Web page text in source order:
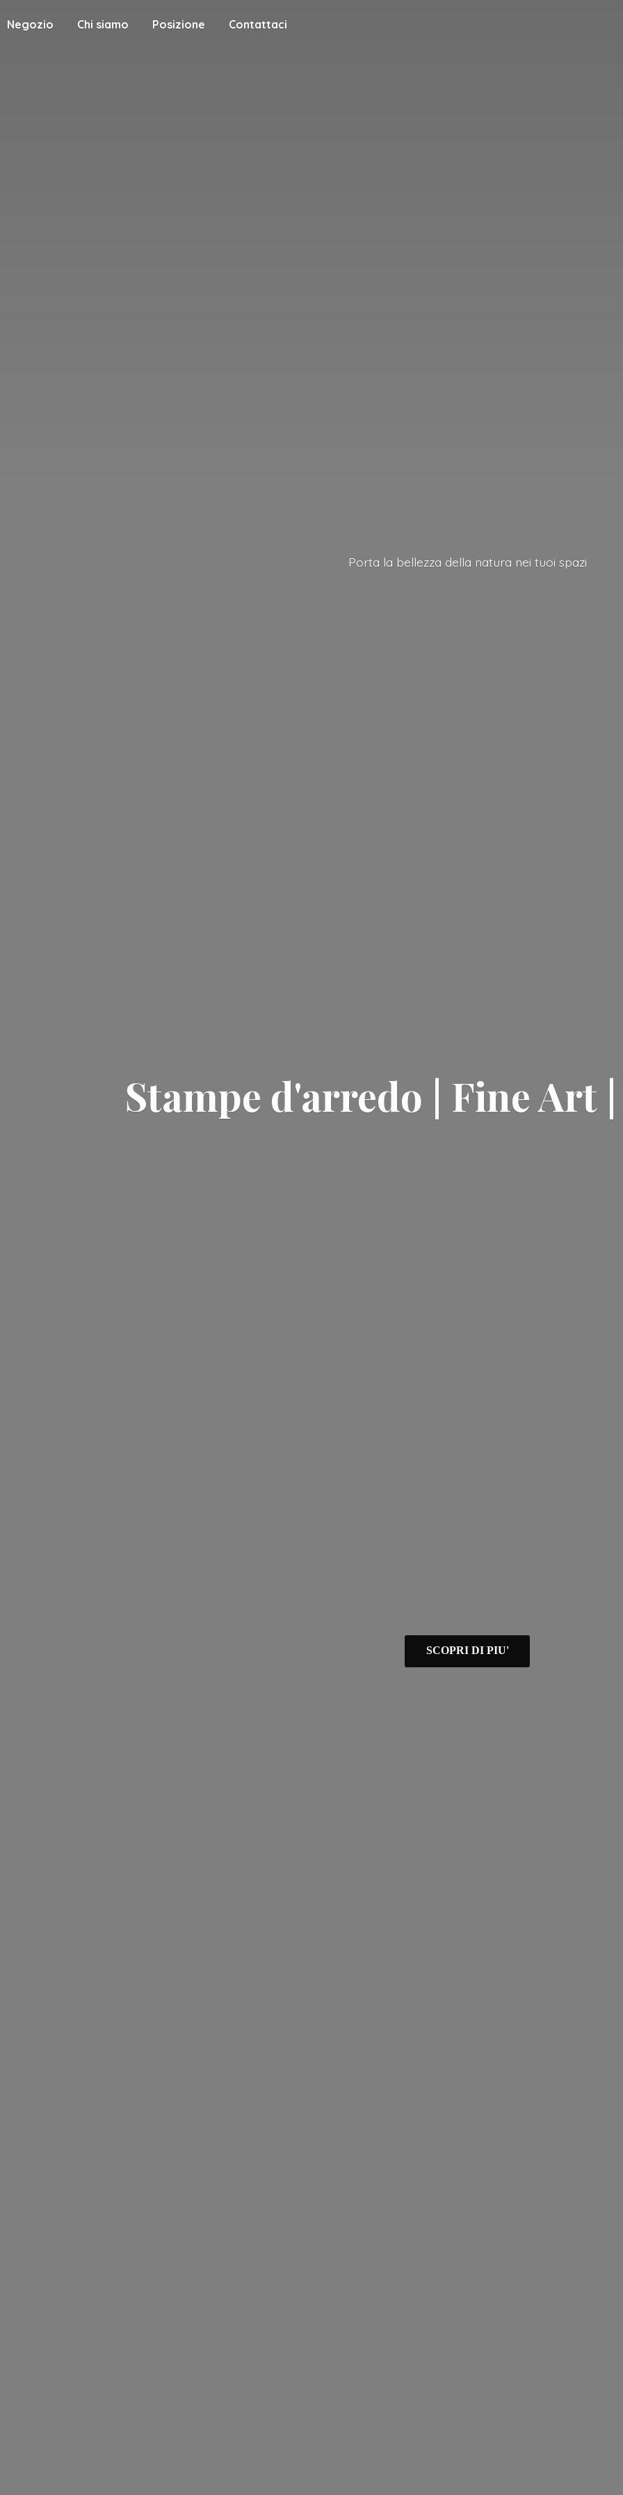
Negozio Chi siamo Posizione Contattaci
Stampe d'arredo | Fine Art
Porta la bellezza della natura nei tuoi spazi
SCOPRI DI PIU'